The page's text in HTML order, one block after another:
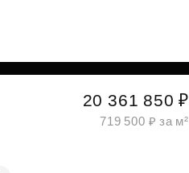
20 361 850 ₽
719 500 ₽ за м²